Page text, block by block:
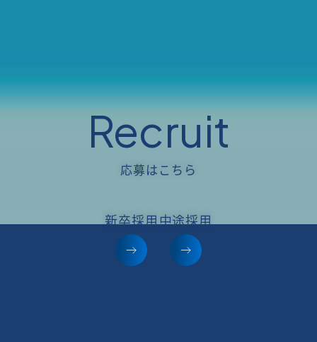
Recruit
応募はこちら
新卒採用中途採用